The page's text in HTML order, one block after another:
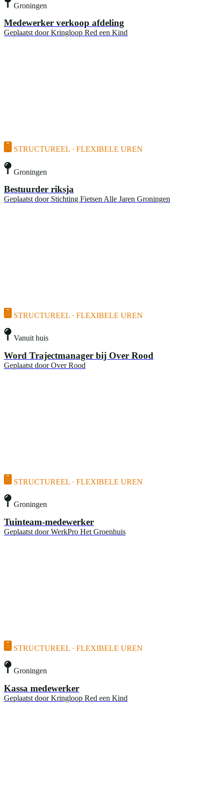
Groningen
Medewerker verkoop afdeling
Geplaatst door Kringloop Red een Kind
STRUCTUREEL · FLEXIBELE UREN
Groningen
Bestuurder riksja
Geplaatst door Stichting Fietsen Alle Jaren Groningen
STRUCTUREEL · FLEXIBELE UREN
Vanuit huis
Word Trajectmanager bij Over Rood
Geplaatst door Over Rood
STRUCTUREEL · FLEXIBELE UREN
Groningen
Tuinteam-medewerker
Geplaatst door WerkPro Het Groenhuis
STRUCTUREEL · FLEXIBELE UREN
Groningen
Kassa medewerker
Geplaatst door Kringloop Red een Kind